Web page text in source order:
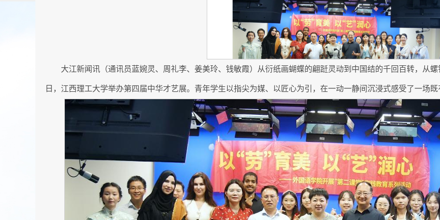
大江新闻讯（通讯员蓝婉灵、周礼李、姜美玲、钱敏霞）从衍纸画蝴蝶的翩跹灵动到中国结的千回百转，
日，江西理工大学举办第四届中华才艺展。青年学生以指尖为媒、以匠心为引，在一动一静间沉浸式感受了一场既